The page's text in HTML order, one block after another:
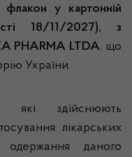
флакон у картонній
18/11/2027), з
PHARMA LTDA, що
України.
які здійснюють
лікарських
одержання даного